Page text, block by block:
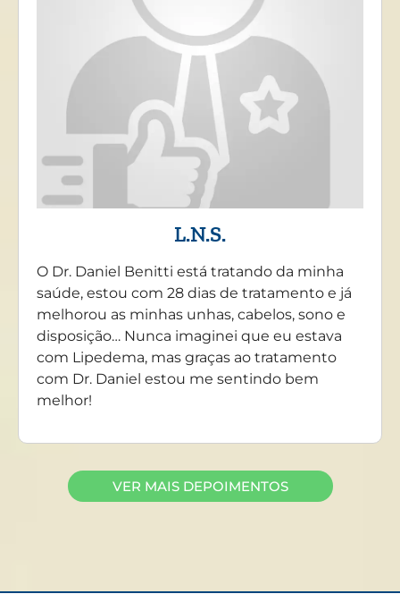
L.N.S.
O Dr. Daniel Benitti está tratando da minha
saúde, estou com 28 dias de tratamento e já
melhorou as minhas unhas, cabelos, sono e
disposição… Nunca imaginei que eu estava
com Lipedema, mas graças ao tratamento
com Dr. Daniel estou me sentindo bem
melhor!
VER MAIS DEPOIMENTOS